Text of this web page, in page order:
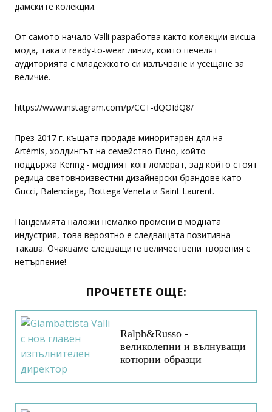
дамските колекции.
От самото начало Valli разработва както колекции висша
мода, така и ready-to-wear линии, които печелят
аудиторията с младежкото си излъчване и усещане за
величие.
https://www.instagram.com/p/CCT-dQOIdQ8/
През 2017 г. къщата продаде миноритарен дял на
Artémis, холдингът на семейство Пино, който
поддържа Kering - модният конгломерат, зад който стоят
редица световноизвестни дизайнерски брандове като
Gucci, Balenciaga, Bottega Veneta и Saint Laurent.
Пандемията наложи немалко промени в модната
индустрия, това вероятно е следващата позитивна
такава. Очакваме следващите величествени творения с
нетърпение!
ПРОЧЕТЕТЕ ОЩЕ:
Ralph&Russo -
великолепни и вълнуващи
котюрни образци